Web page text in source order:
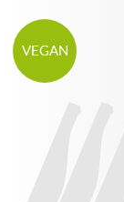
VEGAN